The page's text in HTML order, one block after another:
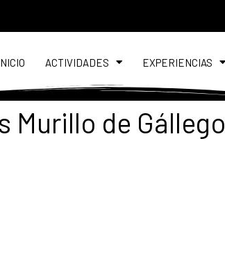
ACTIVIDADES EXPERIENCIAS
Murillo de Gállego